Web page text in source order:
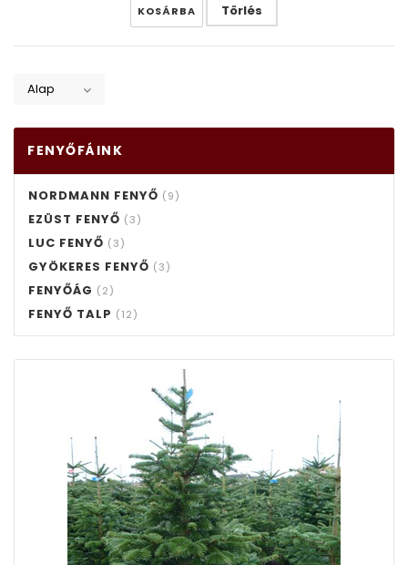
KOSÁRBA Törlés
Alap
FENYŐFÁINK
NORDMANN FENYŐ (9)
EZÜST FENYŐ (3)
LUC FENYŐ (3)
GYÖKERES FENYŐ (3)
FENYŐÁG (2)
FENYŐ TALP (12)